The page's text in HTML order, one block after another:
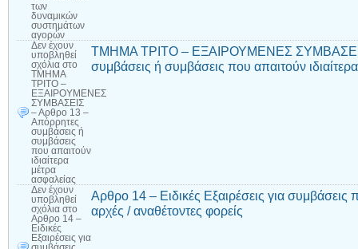
των
δυναμικών
συστημάτων
αγορών
Δεν έχουν
υποβληθεί
σχόλια στο
ΤΜΗΜΑ
ΤΡΙΤΟ –
ΕΞΑΙΡΟΥΜΕΝΕΣ
ΣΥΜΒΑΣΕΙΣ
– Αρθρο 13 –
Απόρρητες
συμβάσεις ή
συμβάσεις
που απαιτούν
ιδιαίτερα
μέτρα
ασφαλείας
ΤΜΗΜΑ ΤΡΙΤΟ – ΕΞΑΙΡΟΥΜΕΝΕΣ
συμβάσεις ή συμβάσεις που απαιτούν
Δεν έχουν
υποβληθεί
σχόλια στο
Αρθρο 14 –
Ειδικές
Εξαιρέσεις για
Αρθρο 14 – Ειδικές Εξαιρέσεις για
αρχές / αναθέτοντες φορείς